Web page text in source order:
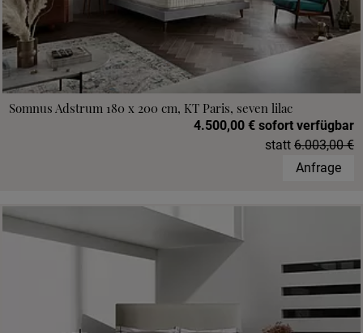
Somnus Adstrum 180 x 200 cm, KT Paris, seven lilac
4.500,00 € sofort verfügbar
statt 6.003,00 €
Anfrage